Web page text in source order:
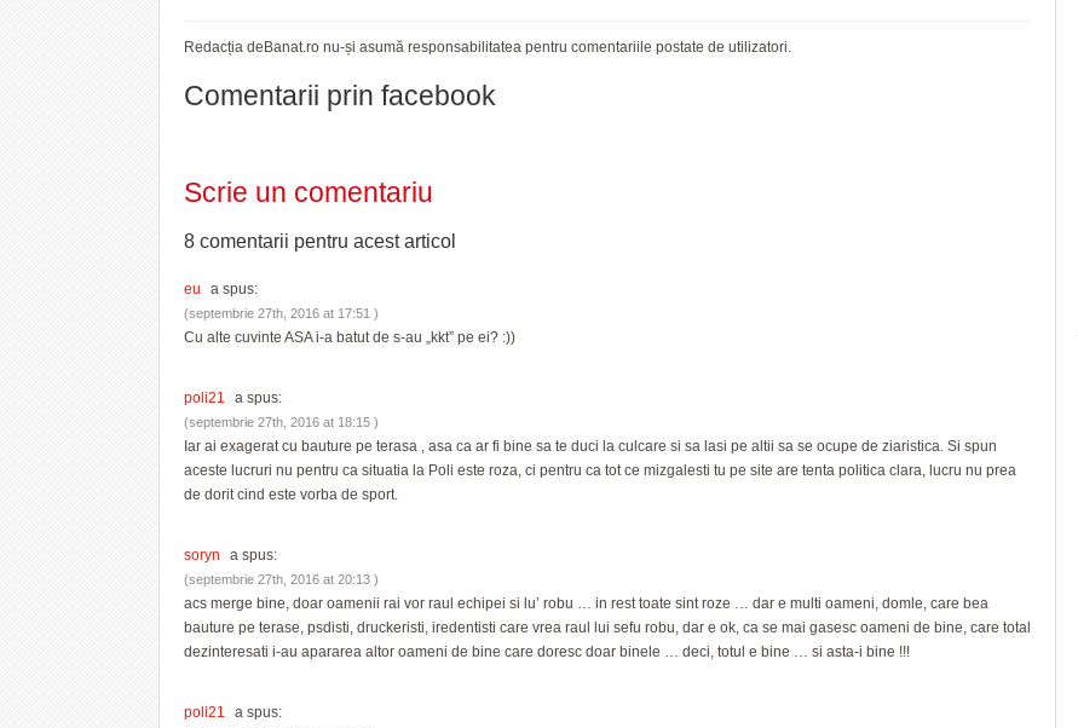
Redacția deBanat.ro nu-și asumă responsabilitatea pentru comentariile postate de utilizatori.
Comentarii prin facebook
Scrie un comentariu
8 comentarii pentru acest articol
eu a spus:
(septembrie 27th, 2016 at 17:51 )
Cu alte cuvinte ASA i-a batut de s-au „kkt” pe ei? :))
poli21 a spus:
(septembrie 27th, 2016 at 18:15 )
Iar ai exagerat cu bauture pe terasa , asa ca ar fi bine sa te duci la culcare si sa lasi pe altii sa se ocupe de ziaristica. Si spun
aceste lucruri nu pentru ca situatia la Poli este roza, ci pentru ca tot ce mizgalesti tu pe site are tenta politica clara, lucru nu prea
de dorit cind este vorba de sport.
soryn a spus:
(septembrie 27th, 2016 at 20:13 )
acs merge bine, doar oamenii rai vor raul echipei si lu’ robu … in rest toate sint roze … dar e multi oameni, domle, care bea
bauture pe terase, psdisti, druckeristi, iredentisti care vrea raul lui sefu robu, dar e ok, ca se mai gasesc oameni de bine, care total
dezinteresati i-au apararea altor oameni de bine care doresc doar binele … deci, totul e bine … si asta-i bine !!!
poli21 a spus: